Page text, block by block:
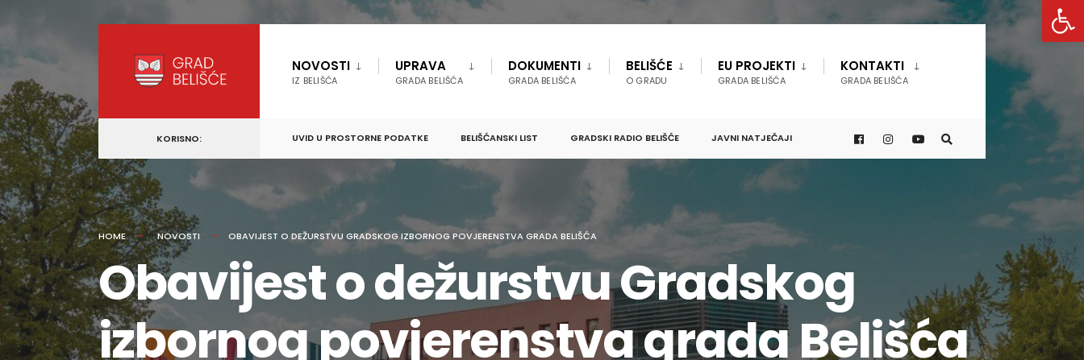
content
NOVOSTI
IZ BELIŠĆA
UPRAVA
GRADA BELIŠĆA
DOKUMENTI
GRADA BELIŠĆA
BELIŠĆE
O GRADU
EU PROJEKTI
GRADA BELIŠĆA
KONTAKTI
GRADA BELIŠĆA
KORISNO: UVID U PROSTORNE PODATKE BELIŠĆANSKI LIST GRADSKI RADIO BELIŠĆE JAVNI NATJEČAJI
HOME NOVOSTI OBAVIJEST O DEŽURSTVU GRADSKOG IZBORNOG POVJERENSTVA GRADA BELIŠĆA
Obavijest o dežurstvu Gradskog
izbornog povjerenstva grada Belišća